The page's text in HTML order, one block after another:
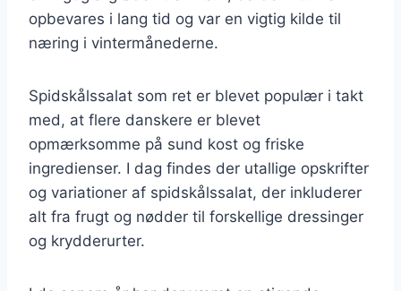
opbevares i lang tid og var en vigtig kilde til
næring i vintermånederne.
Spidskålssalat som ret er blevet populær i takt
med, at flere danskere er blevet
opmærksomme på sund kost og friske
ingredienser. I dag findes der utallige opskrifter
og variationer af spidskålssalat, der inkluderer
alt fra frugt og nødder til forskellige dressinger
og krydderurter.